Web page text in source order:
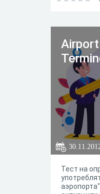
Airport
Тест на